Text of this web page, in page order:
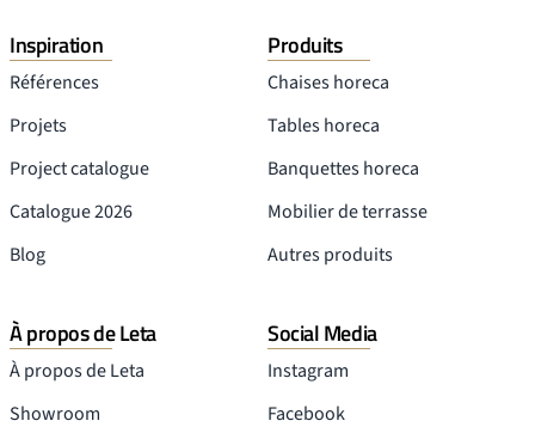
Inspiration
Références
Projets
Project catalogue
Catalogue 2026
Blog
Produits
Chaises horeca
Tables horeca
Banquettes horeca
Mobilier de terrasse
Autres produits
À propos de Leta
À propos de Leta
Showroom
Social Media
Instagram
Facebook